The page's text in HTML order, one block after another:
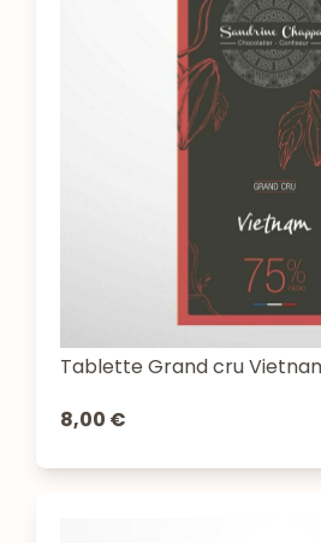
Tablette Grand cru
8,00 €